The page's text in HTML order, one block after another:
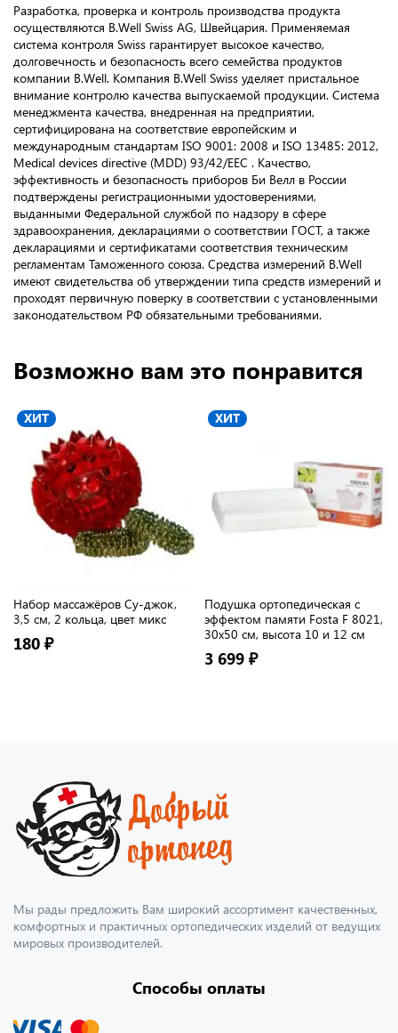
Разработка, проверка и контроль производства продукта
осуществляются B.Well Swiss AG, Швейцария. Применяемая
система контроля Swiss гарантирует высокое качество,
долговечность и безопасность всего семейства продуктов
компании B.Well. Компания B.Well Swiss уделяет пристальное
внимание контролю качества выпускаемой продукции. Система
менеджмента качества, внедренная на предприятии,
сертифицирована на соответствие европейским и
международным стандартам ISO 9001: 2008 и ISO 13485: 2012,
Medical devices directive (MDD) 93/42/ЕЕС . Качество,
эффективность и безопасность приборов Би Велл в России
подтверждены регистрационными удостоверениями,
выданными Федеральной службой по надзору в сфере
здравоохранения, декларациями о соответствии ГОСТ, а также
декларациями и сертификатами соответствия техническим
регламентам Таможенного союза. Средства измерений B.Well
имеют свидетельства об утверждении типа средств измерений и
проходят первичную поверку в соответствии с установленными
законодательством РФ обязательными требованиями.
Возможно вам это понравится
ХИТ
Набор массажёров Су-джок,
3,5 см, 2 кольца, цвет микс
180 ₽
ХИТ
Подушка ортопедическая с
эффектом памяти Fosta F 8021,
30х50 см, высота 10 и 12 см
3 699 ₽
Мы рады предложить Вам широкий ассортимент качественных,
комфортных и практичных ортопедических изделий от ведущих
мировых производителей.
Способы оплаты